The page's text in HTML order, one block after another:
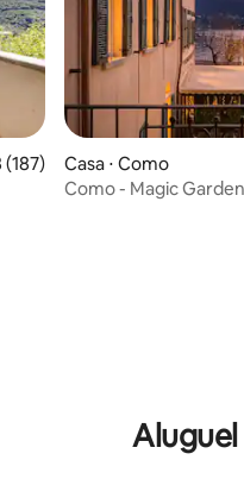
uma avaliação média de 5,
(187)
Casa ⋅ Como
Como - Magic